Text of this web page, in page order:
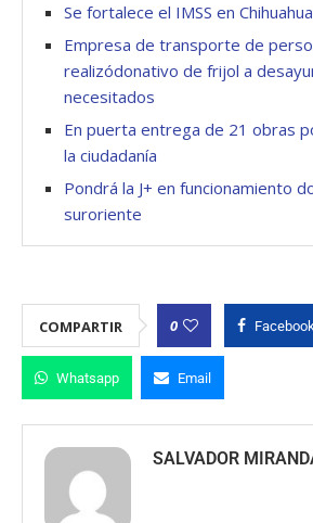
Se fortalece el IMSS en
Empresa de transporte de
realizódonativo de frijol a
necesitados
En puerta entrega de 21 obras
la ciudadanía
Pondrá la J+ en funcionamiento
suroriente
COMPARTIR 0
Whatsapp Email
SALVADOR